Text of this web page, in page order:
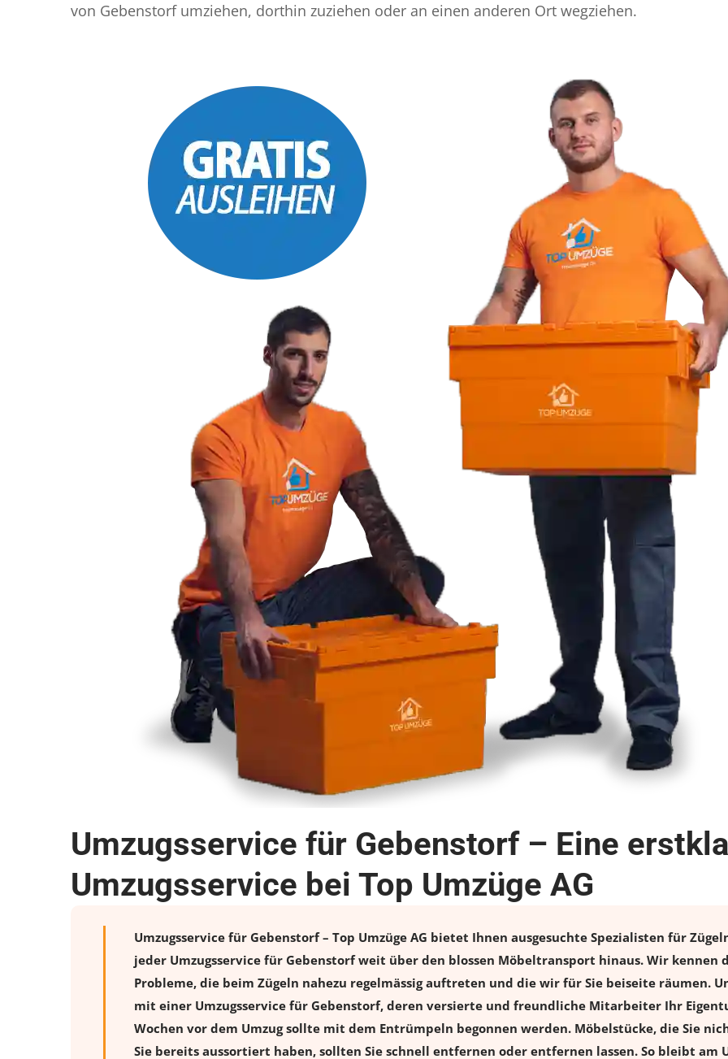
von Gebenstorf umziehen, dorthin zuziehen oder an einen anderen Ort wegziehen.
Umzugsservice für Gebenstorf – Eine
Umzugsservice bei Top Umzüge AG
Umzugsservice für Gebenstorf – Top Umzüge AG bietet Ihnen ausgesuchte Spezialisten für
jeder Umzugsservice für Gebenstorf weit über den blossen Möbeltransport hinaus. Wir kennen
Probleme, die beim Zügeln nahezu regelmässig auftreten und die wir für Sie beiseite räumen.
mit einer Umzugsservice für Gebenstorf, deren versierte und freundliche Mitarbeiter Ihr
Wochen vor dem Umzug sollte mit dem Entrümpeln begonnen werden. Möbelstücke, die Sie
Sie bereits aussortiert haben, sollten Sie schnell entfernen oder entfernen lassen. So bleibt am